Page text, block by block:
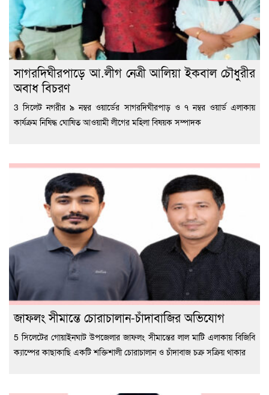
সাগরদিঘীরপাড়ে আ.লীগ নেত্রী আলিয়া ইকবাল চৌধুরীর
অবাধ বিচরণ
3 সিলেট নগরীর ৯ নম্বর ওয়ার্ডের সাগরদিঘীরপাড় ও ৭ নম্বর ওয়ার্ড এলাকায়
কার্যক্রম নিষিদ্ধ ঘোষিত আওয়ামী লীগের মহিলা বিষয়ক সম্পাদক
জাফলং সীমান্তে চোরাচালান-চাঁদাবাজির অভিযোগ
5 সিলেটের গোয়াইনঘাট উপজেলার জাফলং সীমান্তের লাল মাটি এলাকায় বিজিবি
ক্যাম্পের কাছাকাছি একটি শক্তিশালী চোরাচালান ও চাঁদাবাজ চক্র সক্রিয় থাকার